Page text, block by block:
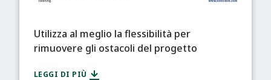
Utilizza al meglio la flessibilità per
rimuovere gli ostacoli del progetto
LEGGI DI PIÙ